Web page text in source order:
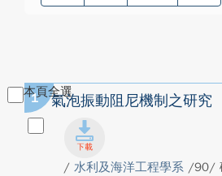
本頁全選
1 氣泡振動阻尼機制之研究
/ 水利及海洋工程學系 /90/